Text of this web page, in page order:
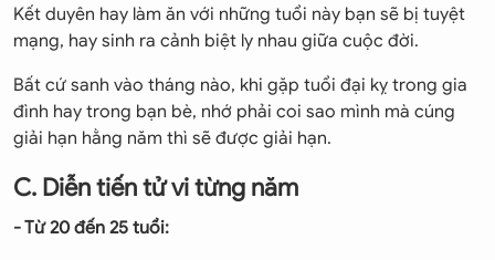
Kết duyên hay làm ăn với những tuổi này bạn sẽ bị tuyệt
mạng, hay sinh ra cảnh biệt ly nhau giữa cuộc đời.
Bất cứ sanh vào tháng nào, khi gặp tuổi đại kỵ trong gia
đình hay trong bạn bè, nhớ phải coi sao mình mà cúng
giải hạn hằng năm thì sẽ được giải hạn.
C. Diễn tiến tử vi từng năm
- Từ 20 đến 25 tuổi: